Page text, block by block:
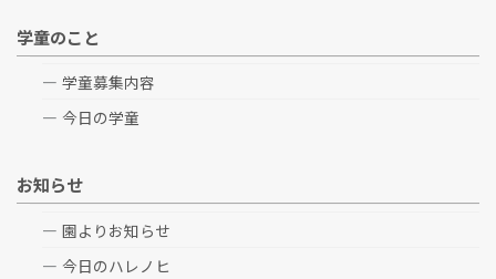
学童のこと
学童募集内容
今日の学童
お知らせ
園よりお知らせ
今日のハレノヒ